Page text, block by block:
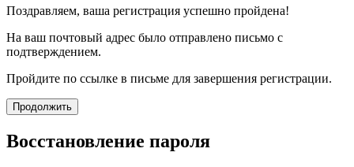
Поздравляем, ваша регистрация успешно пройдена!
На ваш почтовый адрес было отправлено письмо с
подтверждением.
Пройдите по ссылке в письме для завершения регистрации.
Продолжить
Восстановление пароля